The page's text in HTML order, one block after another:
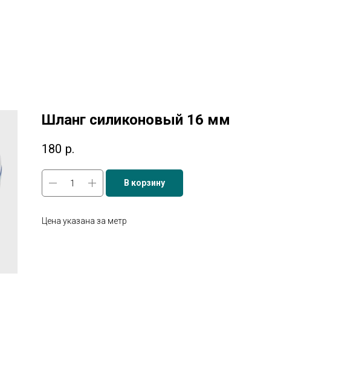
Шланг силиконовый 16 мм
180 р.
В корзину
Цена указана за метр